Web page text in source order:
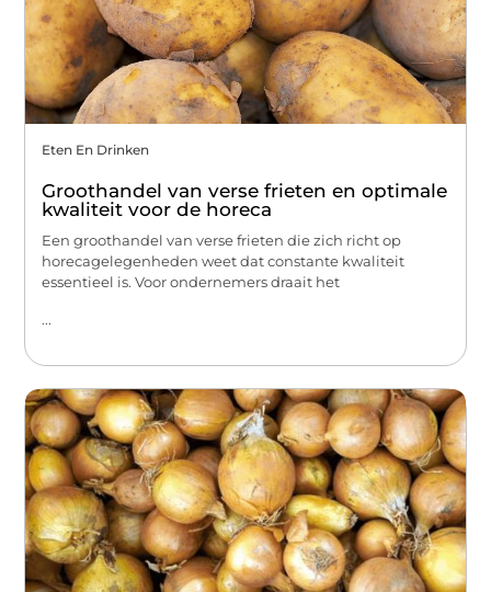
Eten En Drinken
Groothandel van verse frieten en optimale
kwaliteit voor de horeca
Een groothandel van verse frieten die zich richt op
horecagelegenheden weet dat constante kwaliteit
essentieel is. Voor ondernemers draait het
...